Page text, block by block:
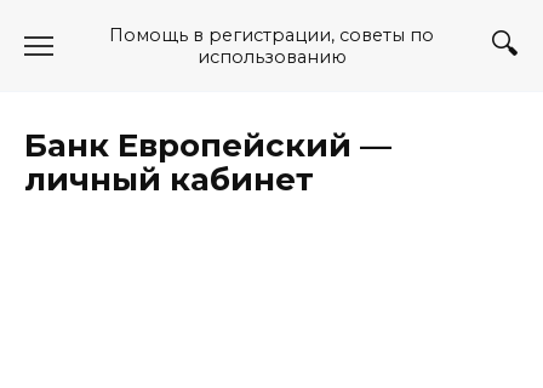
Помощь в регистрации, советы по
использованию
Банк Европейский —
личный кабинет